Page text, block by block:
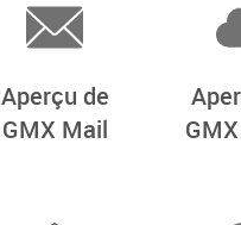
Aperçu de
GMX Mail